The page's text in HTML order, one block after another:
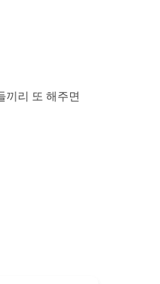
끼리 또 해주면